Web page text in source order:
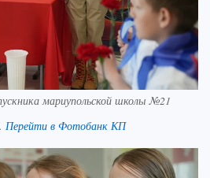
мариупольской школы №21
Перейти в Фотобанк КП